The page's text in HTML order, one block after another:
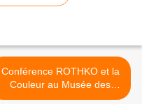
Conférence ROTHKO et la
Couleur au Musée des
Beaux-Arts d'Orléans le 24